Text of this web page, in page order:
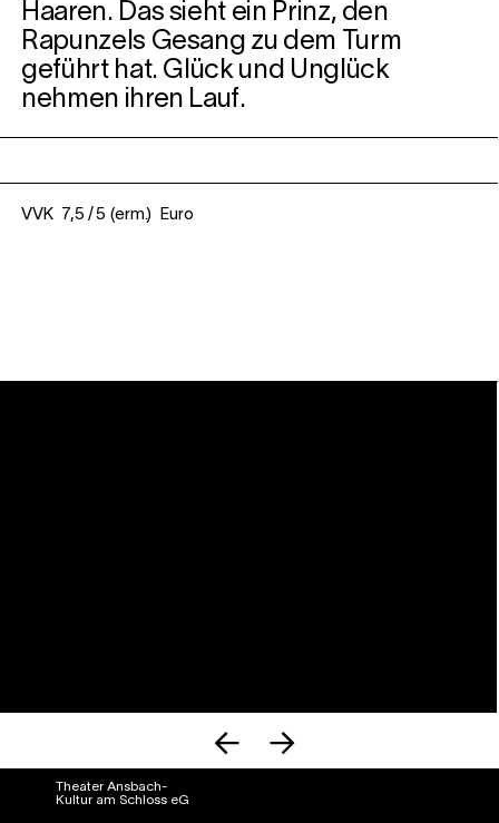
Haaren. Das sieht ein Prinz, den
Rapunzels Gesang zu dem Turm
geführt hat. Glück und Unglück
nehmen ihren Lauf.
VVK 7,5 / 5 (erm.) Euro
Theater Ansbach-
Kultur am Schloss eG